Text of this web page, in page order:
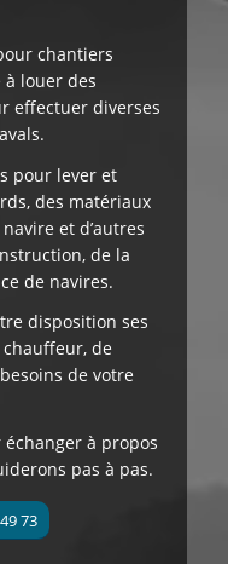
chantiers
à louer des
effectuer diverses
pour lever et
des matériaux
et d’autres
de la
de navires.
disposition ses
chauffeur, de
de votre
à propos
pas à pas.
73